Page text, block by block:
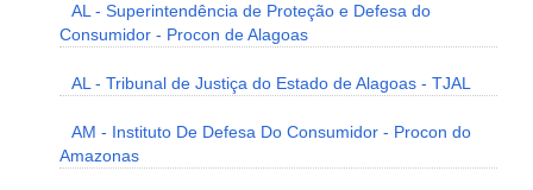
AL - Superintendência de Proteção e Defesa do
Consumidor - Procon de Alagoas
AL - Tribunal de Justiça do Estado de Alagoas - TJAL
AM - Instituto De Defesa Do Consumidor - Procon do
Amazonas